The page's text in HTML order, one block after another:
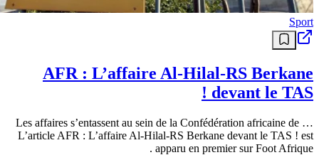
Sport
AFR : L’affaire Al-Hilal-RS Berkane
devant le TAS !
Les affaires s’entassent au sein de la Confédération africaine de …
L’article AFR : L’affaire Al-Hilal-RS Berkane devant le TAS ! est
apparu en premier sur Foot Afrique .